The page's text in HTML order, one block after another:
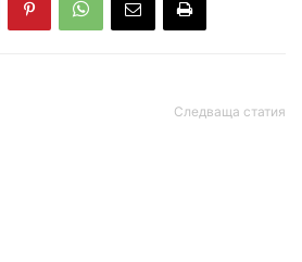
Следваща статия